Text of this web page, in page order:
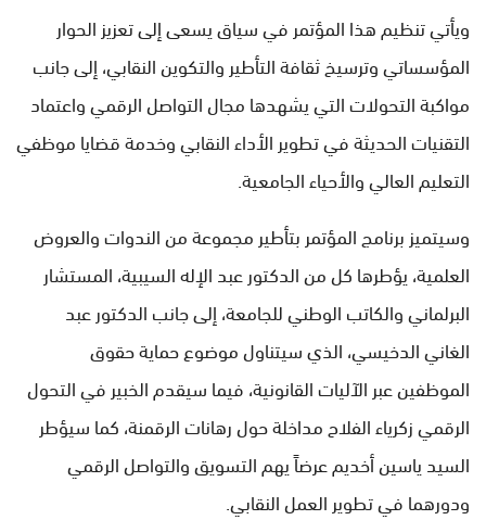
ويأتي تنظيم هذا المؤتمر في سياق يسعى إلى تعزيز الحوار
المؤسساتي وترسيخ ثقافة التأطير والتكوين النقابي، إلى جانب
مواكبة التحولات التي يشهدها مجال التواصل الرقمي واعتماد
التقنيات الحديثة في تطوير الأداء النقابي وخدمة قضايا موظفي
التعليم العالي والأحياء الجامعية.
وسيتميز برنامج المؤتمر بتأطير مجموعة من الندوات والعروض
العلمية، يؤطرها كل من الدكتور عبد الإله السيبية، المستشار
البرلماني والكاتب الوطني للجامعة، إلى جانب الدكتور عبد
الغاني الدخيسي، الذي سيتناول موضوع حماية حقوق
الموظفين عبر الآليات القانونية، فيما سيقدم الخبير في التحول
الرقمي زكرياء الفلاح مداخلة حول رهانات الرقمنة، كما سيؤطر
السيد ياسين أخديم عرضاً يهم التسويق والتواصل الرقمي
ودورهما في تطوير العمل النقابي.